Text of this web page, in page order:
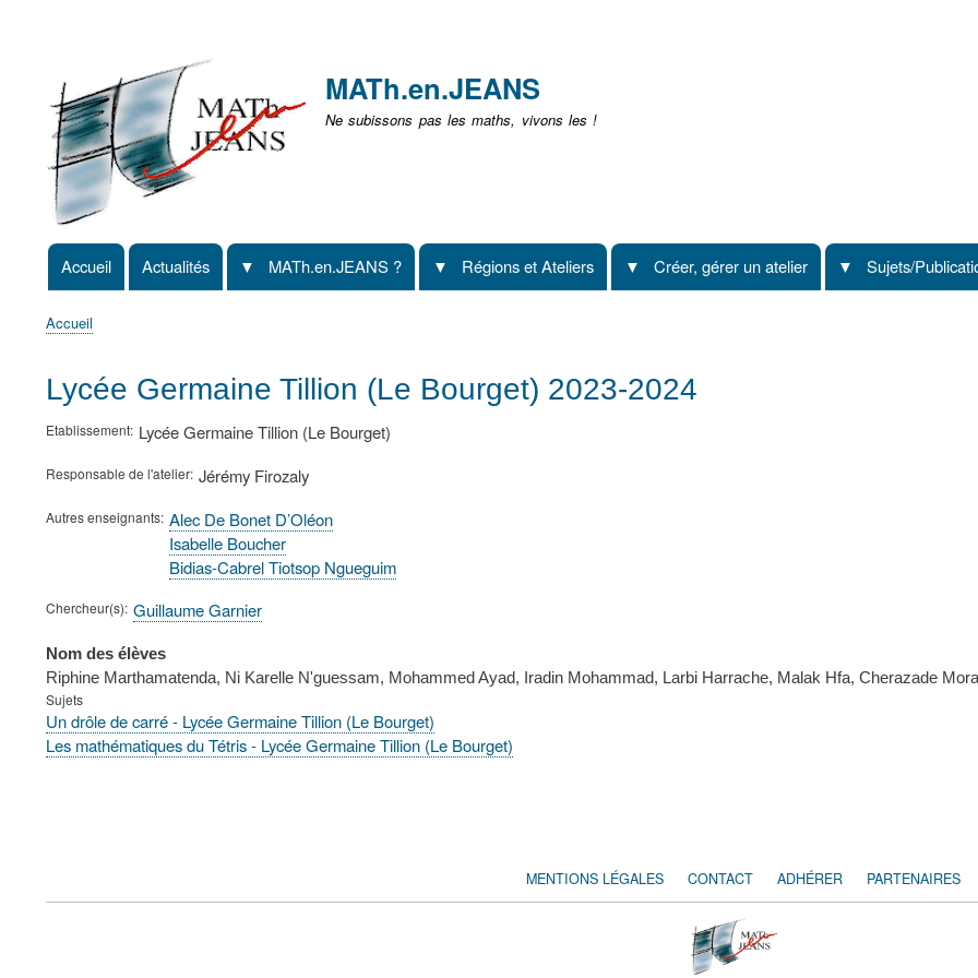
non
identifié
MATh.en.JEANS
Ne subissons pas les maths, vivons les !
Navigation
principale
Accueil Actualités MATh.en.JEANS ? Régions et Ateliers Créer, gérer un atelier Sujets/
d'Ariane
Accueil
Lycée Germaine Tillion (Le Bourget) 2023-2024
Etablissement Lycée Germaine Tillion (Le Bourget)
Responsable de l'atelier Jérémy Firozaly
Autres enseignants Alec De Bonet D’Oléon
Isabelle Boucher
Bidias-Cabrel Tiotsop Ngueguim
Chercheur(s) Guillaume Garnier
Nom des élèves
Riphine Marthamatenda, Ni Karelle N'guessam, Mohammed Ayad, Iradin Mohammad, Larbi Harrache, Malak Hfa, Cherazade
Sujets
Un drôle de carré - Lycée Germaine Tillion (Le Bourget)
Les mathématiques du Tétris - Lycée Germaine Tillion (Le Bourget)
FOOTER
MENTIONS LÉGALES CONTACT ADHÉRER PARTENAIRES